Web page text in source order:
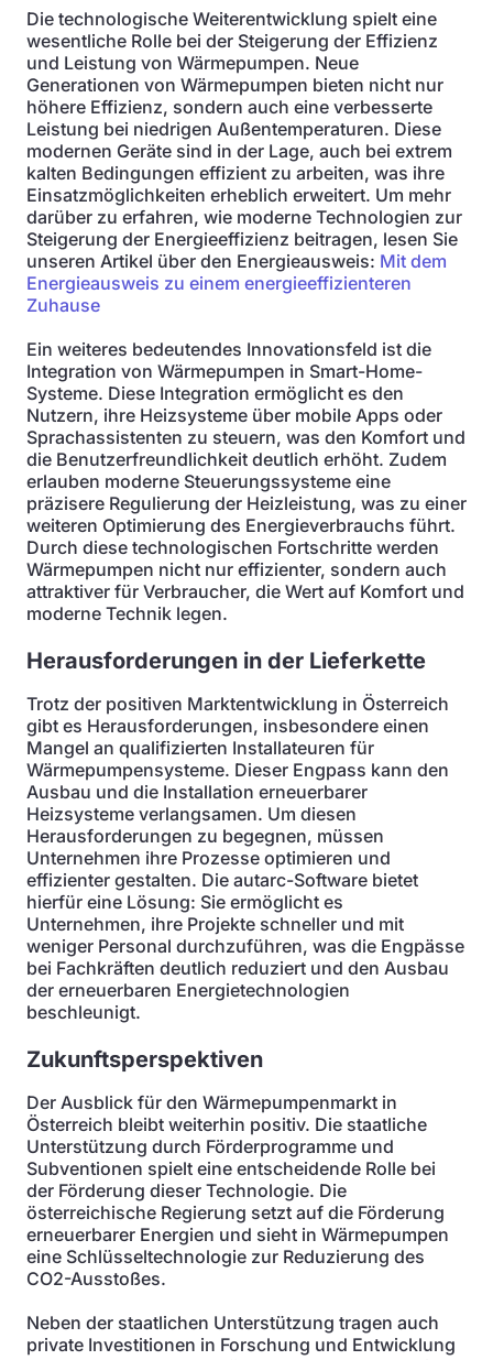
Die technologische Weiterentwicklung spielt eine
wesentliche Rolle bei der Steigerung der Effizienz
und Leistung von Wärmepumpen. Neue
Generationen von Wärmepumpen bieten nicht nur
höhere Effizienz, sondern auch eine verbesserte
Leistung bei niedrigen Außentemperaturen. Diese
modernen Geräte sind in der Lage, auch bei extrem
kalten Bedingungen effizient zu arbeiten, was ihre
Einsatzmöglichkeiten erheblich erweitert. Um mehr
darüber zu erfahren, wie moderne Technologien zur
Steigerung der Energieeffizienz beitragen, lesen Sie
unseren Artikel über den Energieausweis: Mit dem
Energieausweis zu einem energieeffizienteren
Zuhause
Ein weiteres bedeutendes Innovationsfeld ist die
Integration von Wärmepumpen in Smart-Home-
Systeme. Diese Integration ermöglicht es den
Nutzern, ihre Heizsysteme über mobile Apps oder
Sprachassistenten zu steuern, was den Komfort und
die Benutzerfreundlichkeit deutlich erhöht. Zudem
erlauben moderne Steuerungssysteme eine
präzisere Regulierung der Heizleistung, was zu einer
weiteren Optimierung des Energieverbrauchs führt.
Durch diese technologischen Fortschritte werden
Wärmepumpen nicht nur effizienter, sondern auch
attraktiver für Verbraucher, die Wert auf Komfort und
moderne Technik legen.
Herausforderungen in der Lieferkette
Trotz der positiven Marktentwicklung in Österreich
gibt es Herausforderungen, insbesondere einen
Mangel an qualifizierten Installateuren für
Wärmepumpensysteme. Dieser Engpass kann den
Ausbau und die Installation erneuerbarer
Heizsysteme verlangsamen. Um diesen
Herausforderungen zu begegnen, müssen
Unternehmen ihre Prozesse optimieren und
effizienter gestalten. Die autarc-Software bietet
hierfür eine Lösung: Sie ermöglicht es
Unternehmen, ihre Projekte schneller und mit
weniger Personal durchzuführen, was die Engpässe
bei Fachkräften deutlich reduziert und den Ausbau
der erneuerbaren Energietechnologien
beschleunigt.
Zukunftsperspektiven
Der Ausblick für den Wärmepumpenmarkt in
Österreich bleibt weiterhin positiv. Die staatliche
Unterstützung durch Förderprogramme und
Subventionen spielt eine entscheidende Rolle bei
der Förderung dieser Technologie. Die
österreichische Regierung setzt auf die Förderung
erneuerbarer Energien und sieht in Wärmepumpen
eine Schlüsseltechnologie zur Reduzierung des
CO2-Ausstoßes.
Neben der staatlichen Unterstützung tragen auch
private Investitionen in Forschung und Entwicklung